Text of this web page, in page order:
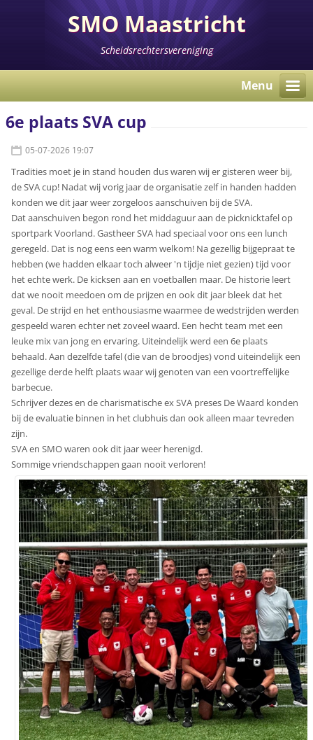
SMO Maastricht
Scheidsrechtersvereniging
Menu
6e plaats SVA cup
05-07-2026 19:07
Tradities moet je in stand houden dus waren wij er gisteren weer bij,
de SVA cup! Nadat wij vorig jaar de organisatie zelf in handen hadden
konden we dit jaar weer zorgeloos aanschuiven bij de SVA.
Dat aanschuiven begon rond het middaguur aan de picknicktafel op
sportpark Voorland. Gastheer SVA had speciaal voor ons een lunch
geregeld. Dat is nog eens een warm welkom! Na gezellig bijgepraat te
hebben (we hadden elkaar toch alweer 'n tijdje niet gezien) tijd voor
het echte werk. De kicksen aan en voetballen maar. De historie leert
dat we nooit meedoen om de prijzen en ook dit jaar bleek dat het
geval. De strijd en het enthousiasme waarmee de wedstrijden werden
gespeeld waren echter net zoveel waard. Een hecht team met een
leuke mix van jong en ervaring. Uiteindelijk werd een 6e plaats
behaald. Aan dezelfde tafel (die van de broodjes) vond uiteindelijk een
gezellige derde helft plaats waar wij genoten van een voortreffelijke
barbecue.
Schrijver dezes en de charismatische ex SVA preses De Waard konden
bij de evaluatie binnen in het clubhuis dan ook alleen maar tevreden
zijn.
SVA en SMO waren ook dit jaar weer herenigd.
Sommige vriendschappen gaan nooit verloren!